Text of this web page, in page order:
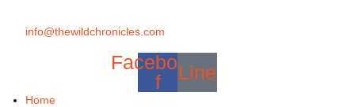
info@thewildchronicles.com
Facebook-
f
Line
Home